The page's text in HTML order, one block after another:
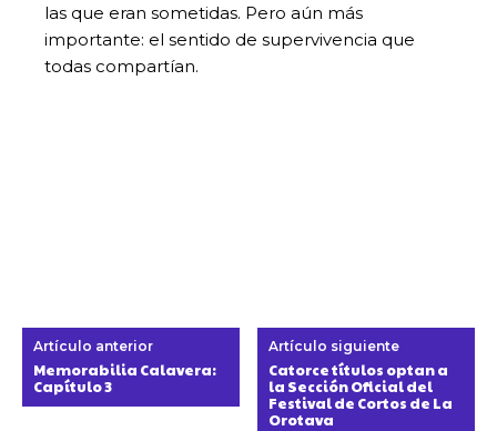
las que eran sometidas. Pero aún más
importante: el sentido de supervivencia que
todas compartían.
Artículo anterior
Memorabilia Calavera:
Capítulo 3
Artículo siguiente
Catorce títulos optan a
la Sección Oficial del
Festival de Cortos de La
Orotava